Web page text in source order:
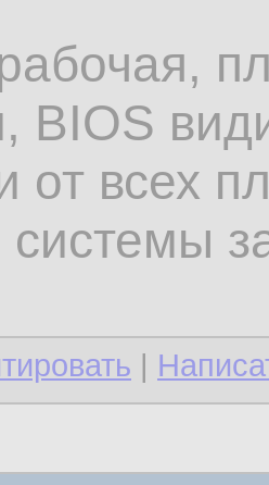
BIOS
от всех
системы
|